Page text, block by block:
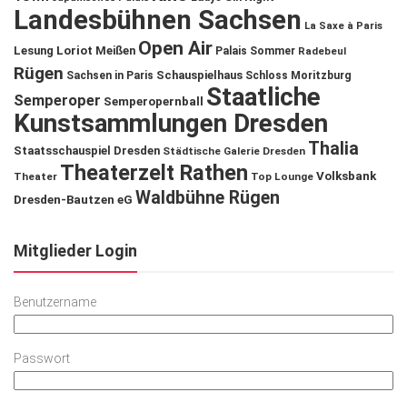
Landesbühnen Sachsen La Saxe à Paris
Lesung Loriot Meißen Open Air Palais Sommer Radebeul
Rügen Sachsen in Paris Schauspielhaus Schloss Moritzburg
Semperoper Semperopernball
Staatliche
Kunstsammlungen Dresden
Staatsschauspiel Dresden Städtische Galerie Dresden Thalia
Theater Theaterzelt Rathen Top Lounge Volksbank
Dresden-Bautzen eG Waldbühne Rügen
Mitglieder Login
Benutzername
Passwort